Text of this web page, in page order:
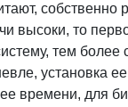
собственно
высоки, то
тем более
установка
времени, для